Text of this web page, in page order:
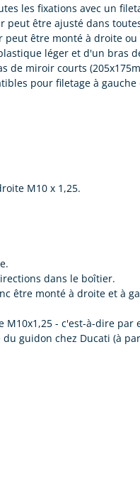
les fixations avec un
peut être ajusté dans
être monté à droite
léger et d'un bras
de miroir courts
pour filetage à
M10 x 1,25.
dans le boîtier.
être monté à droite et à
- c'est-à-dire
guidon chez Ducati (à